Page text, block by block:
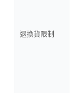
退換貨限制